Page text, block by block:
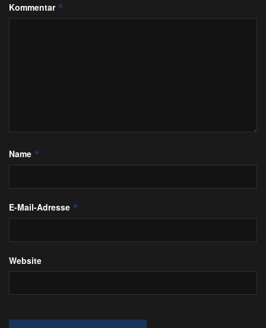
Kommentar *
Name *
E-Mail-Adresse *
Website